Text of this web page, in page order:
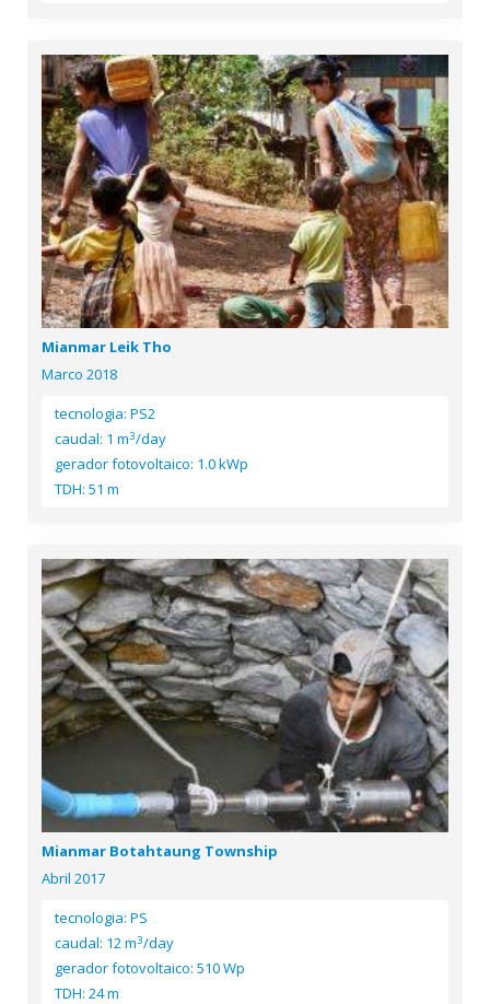
Mianmar Leik Tho
Marco 2018
tecnologia: PS2
caudal: 1 m3/day
gerador fotovoltaico: 1.0 kWp
TDH: 51 m
Mianmar Botahtaung Township
Abril 2017
tecnologia: PS
caudal: 12 m3/day
gerador fotovoltaico: 510 Wp
TDH: 24 m